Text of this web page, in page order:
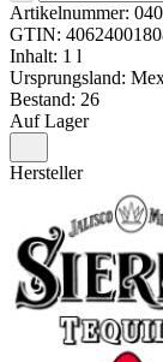
Artikelnummer:
GTIN:
Inhalt: 1 l
Ursprungsland:
Bestand: 26
Auf Lager
Hersteller